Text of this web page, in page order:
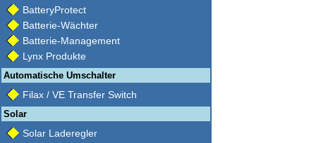
BatteryProtect
Batterie-Wächter
Batterie-Management
Lynx Produkte
Automatische Umschalter
Filax / VE Transfer Switch
Solar
Solar Laderegler